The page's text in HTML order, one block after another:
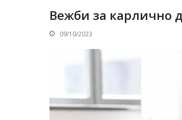
Вежби за карлично
09/10/2023